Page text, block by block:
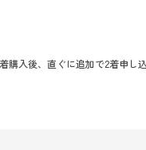
入後、直ぐに追加で2着申し